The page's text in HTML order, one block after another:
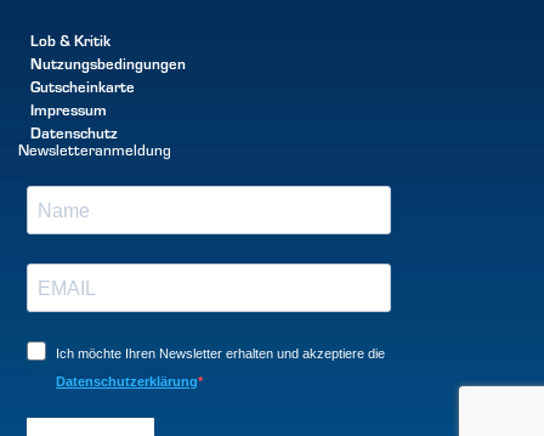
Lob & Kritik
Nutzungsbedingungen
Gutscheinkarte
Impressum
Datenschutz
Newsletteranmeldung
Ich möchte Ihren Newsletter erhalten und akzeptiere die
Datenschutzerklärung